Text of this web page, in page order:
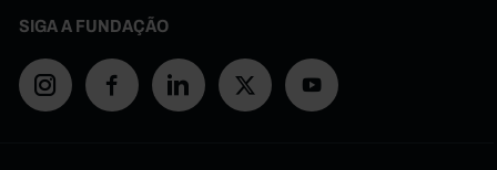
SIGA A FUNDAÇÃO